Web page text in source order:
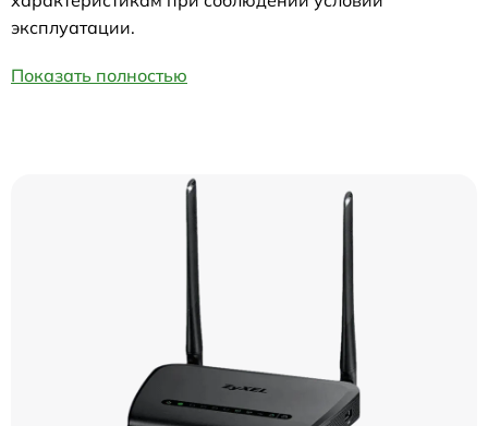
эксплуатации.
Показать полностью